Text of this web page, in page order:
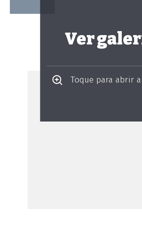
Ver
Toque para abrir